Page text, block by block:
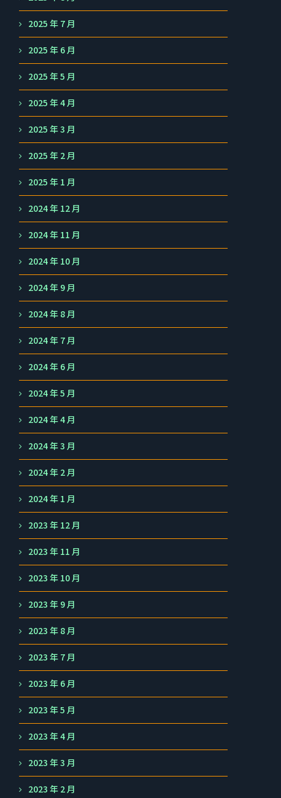
2025 年 7 月
2025 年 6 月
2025 年 5 月
2025 年 4 月
2025 年 3 月
2025 年 2 月
2025 年 1 月
2024 年 12 月
2024 年 11 月
2024 年 10 月
2024 年 9 月
2024 年 8 月
2024 年 7 月
2024 年 6 月
2024 年 5 月
2024 年 4 月
2024 年 3 月
2024 年 2 月
2024 年 1 月
2023 年 12 月
2023 年 11 月
2023 年 10 月
2023 年 9 月
2023 年 8 月
2023 年 7 月
2023 年 6 月
2023 年 5 月
2023 年 4 月
2023 年 3 月
2023 年 2 月